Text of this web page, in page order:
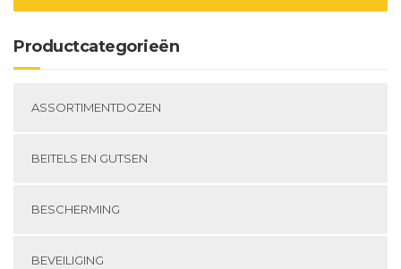
de
Productcategorieën
ASSORTIMENTDOZEN
BEITELS EN GUTSEN
BESCHERMING
BEVEILIGING